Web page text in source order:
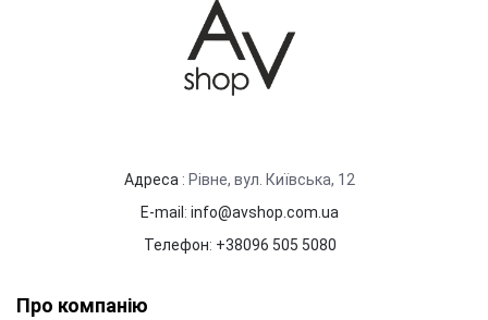
Адреса : Рівне, вул. Київська, 12
E-mail: info@avshop.com.ua
Телефон: +38096 505 5080
Про компанію